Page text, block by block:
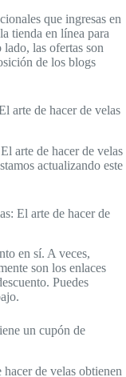
que ingresas en
tienda en línea para
las ofertas son
de los blogs
arte de hacer de velas
arte de hacer de velas
actualizando este
El arte de hacer de
en sí. A veces,
son los enlaces
Puedes
un cupón de
de velas obtienen